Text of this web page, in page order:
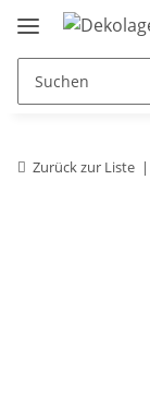
Zurück zur Liste